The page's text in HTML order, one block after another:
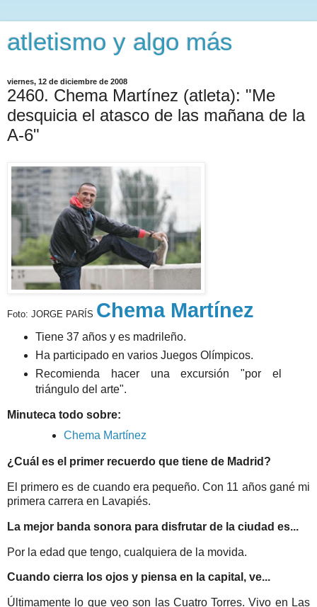
atletismo y algo más
viernes, 12 de diciembre de 2008
2460. Chema Martínez (atleta): "Me
desquicia el atasco de las mañana de la
A-6"
Foto: JORGE PARÍS Chema Martínez
Tiene 37 años y es madrileño.
Ha participado en varios Juegos Olímpicos.
Recomienda hacer una excursión "por el
triángulo del arte".
Minuteca todo sobre:
Chema Martínez
¿Cuál es el primer recuerdo que tiene de Madrid?
El primero es de cuando era pequeño. Con 11 años gané mi
primera carrera en Lavapiés.
La mejor banda sonora para disfrutar de la ciudad es...
Por la edad que tengo, cualquiera de la movida.
Cuando cierra los ojos y piensa en la capital, ve...
Últimamente lo que veo son las Cuatro Torres. Vivo en Las